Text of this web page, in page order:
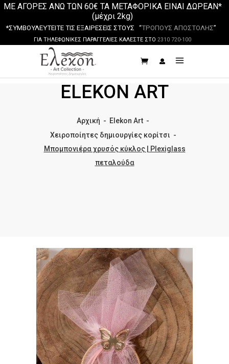
ΜΕ ΑΓΟΡΕΣ ΑΝΩ ΤΩΝ 60€ ΤΑ ΜΕΤΑΦΟΡΙΚΑ ΕΙΝΑΙ ΔΩΡΕΑΝ*
(μέχρι 2kg)
*ΣΥΜΒΟΥΛΕΥΤΕΙΤΕ ΤΙΣ ΕΞΑΙΡΕΣΕΙΣ ΣΤΟΥΣ “ΤΡΟΠΟΥΣ ΑΠΟΣΤΟΛΗΣ”
ΓΙΑ ΤΗΛΕΦΩΝΙΚΕΣ ΠΑΡΑΓΓΕΛΙΕΣ ΚΑΛΕΣΤΕ ΣΤΟ 2310 720-100
ELEKON ART
Αρχική - Elekon Art -
Χειροποίητες δημιουργίες κορίτσι -
Μπομπονιέρα χρυσός κύκλος | Plexiglass
πεταλούδα